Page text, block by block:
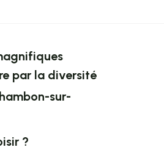
par la diversité
sur-
?